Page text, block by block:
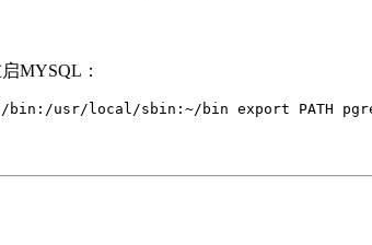
MYSQL：
usr/local/sbin:~/bin export PATH